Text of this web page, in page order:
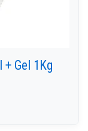
+ Gel 1Kg